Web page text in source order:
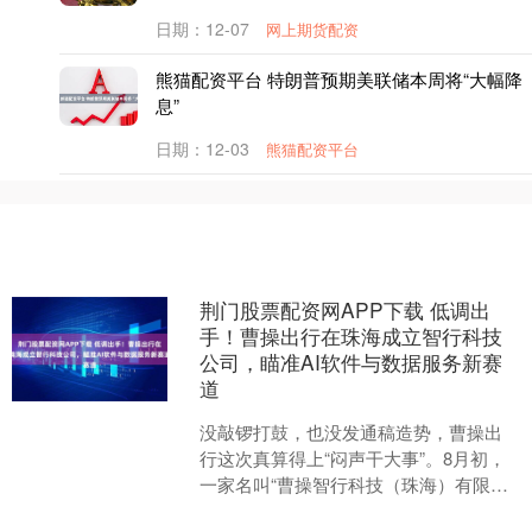
日期：12-07 网上期货配资
熊猫配资平台 特朗普预期美联储本周将“大幅降
息”
日期：12-03 熊猫配资平台
荆门股票配资网APP下载 低调出
手！曹操出行在珠海成立智行科技
公司，瞄准AI软件与数据服务新赛
道
没敲锣打鼓，也没发通稿造势，曹操出
行这次真算得上“闷声干大事”。8月初，
一家名叫“曹操智行科技（珠海）有限公